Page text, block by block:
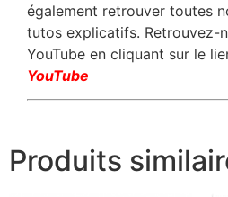
également retrouver toutes
tutos explicatifs. Retrouvez-
YouTube en cliquant sur le
YouTube
Produits